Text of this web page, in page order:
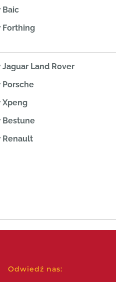
Baic
Forthing
Land Rover
Porsche
Xpeng
Bestune
Renault
Odwiedź nas: